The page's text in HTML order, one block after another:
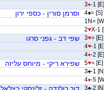
3♦-1 [E]
4♠= [S] וסרמן סורין - כספי ירון
1N=
2♥X-1
3♥= [E] שפי דב - גפני סרגו
4♥-1
4♦-2 [E]
5♥= [E] שפירא ריקי - מיוחס עליזה
3♠-1
4♦-5
3♠-2 דור רולנדה - זלינסקי בצלאל